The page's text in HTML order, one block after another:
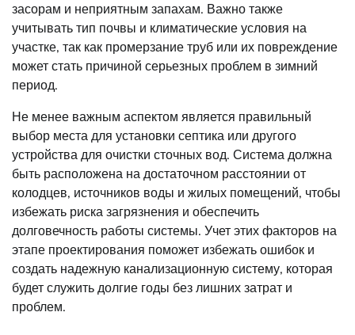
засорам и неприятным запахам. Важно также
учитывать тип почвы и климатические условия на
участке, так как промерзание труб или их повреждение
может стать причиной серьезных проблем в зимний
период.
Не менее важным аспектом является правильный
выбор места для установки септика или другого
устройства для очистки сточных вод. Система должна
быть расположена на достаточном расстоянии от
колодцев, источников воды и жилых помещений, чтобы
избежать риска загрязнения и обеспечить
долговечность работы системы. Учет этих факторов на
этапе проектирования поможет избежать ошибок и
создать надежную канализационную систему, которая
будет служить долгие годы без лишних затрат и
проблем.